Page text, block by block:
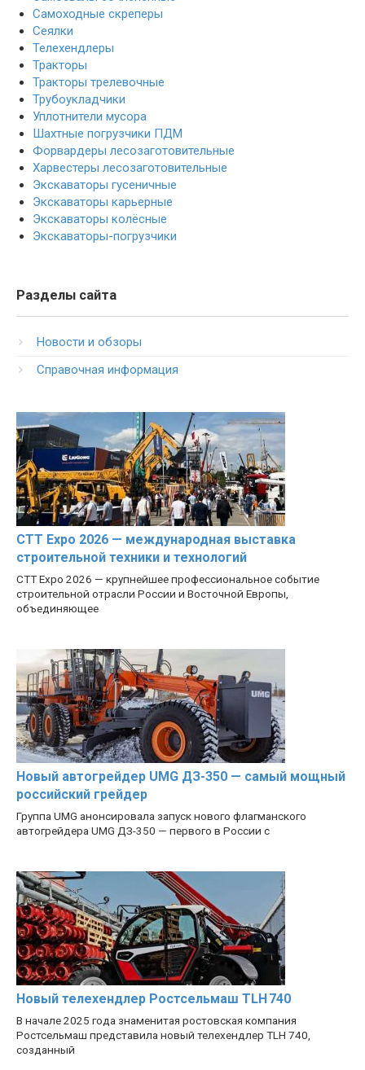
Самоходные скреперы
Сеялки
Телехендлеры
Тракторы
Тракторы трелевочные
Трубоукладчики
Уплотнители мусора
Шахтные погрузчики ПДМ
Форвардеры лесозаготовительные
Харвестеры лесозаготовительные
Экскаваторы гусеничные
Экскаваторы карьерные
Экскаваторы колёсные
Экскаваторы-погрузчики
Разделы сайта
Новости и обзоры
Справочная информация
CTT Expo 2026 — международная выставка
строительной техники и технологий
CTT Expo 2026 — крупнейшее профессиональное событие
строительной отрасли России и Восточной Европы,
объединяющее
Новый автогрейдер UMG ДЗ-350 — самый мощный
российский грейдер
Группа UMG анонсировала запуск нового флагманского
автогрейдера UMG ДЗ-350 — первого в России с
Новый телехендлер Ростсельмаш TLH 740
В начале 2025 года знаменитая ростовская компания
Ростсельмаш представила новый телехендлер TLH 740,
созданный